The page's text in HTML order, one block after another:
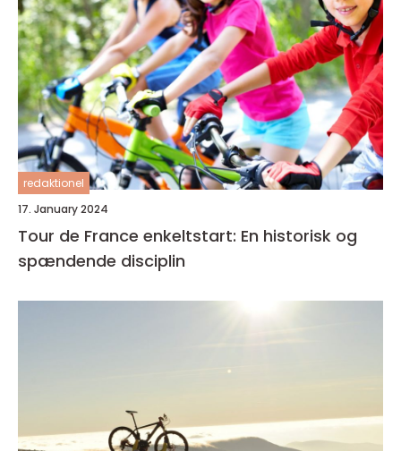
redaktionel
17. January 2024
Tour de France enkeltstart: En historisk og
spændende disciplin